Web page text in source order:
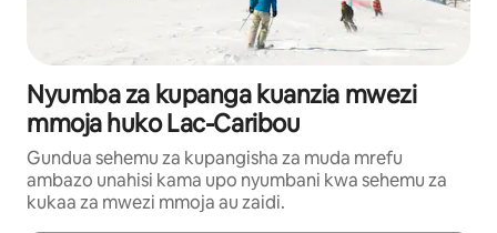
Nyumba za kupanga kuanzia mwezi
mmoja huko Lac-Caribou
Gundua sehemu za kupangisha za muda mrefu
ambazo unahisi kama upo nyumbani kwa sehemu za
kukaa za mwezi mmoja au zaidi.